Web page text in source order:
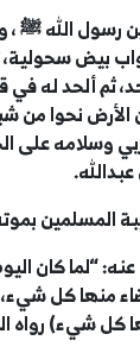
رسول اللهﷺ،
بيض
ثم ألحد له في
الأرض نحوا من
وسلامه على
المسلمين
“لما كان
منها كل
كل شيء) رواه